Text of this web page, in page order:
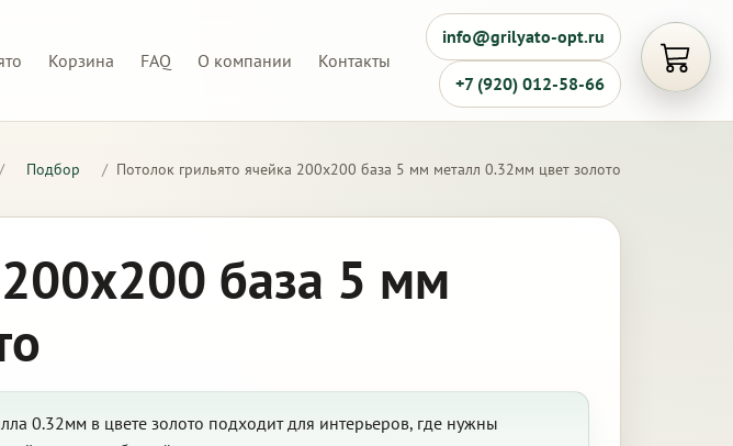
Корзина FAQ О компании Контакты
info@grilyato-opt.ru
+7 (920) 012-58-66
/ Подбор / Потолок грильято ячейка 200х200 база 5 мм металл 0.32мм цвет золото
база 5 мм
0.32мм в цвете золото подходит для интерьеров, где нужны
Открыть